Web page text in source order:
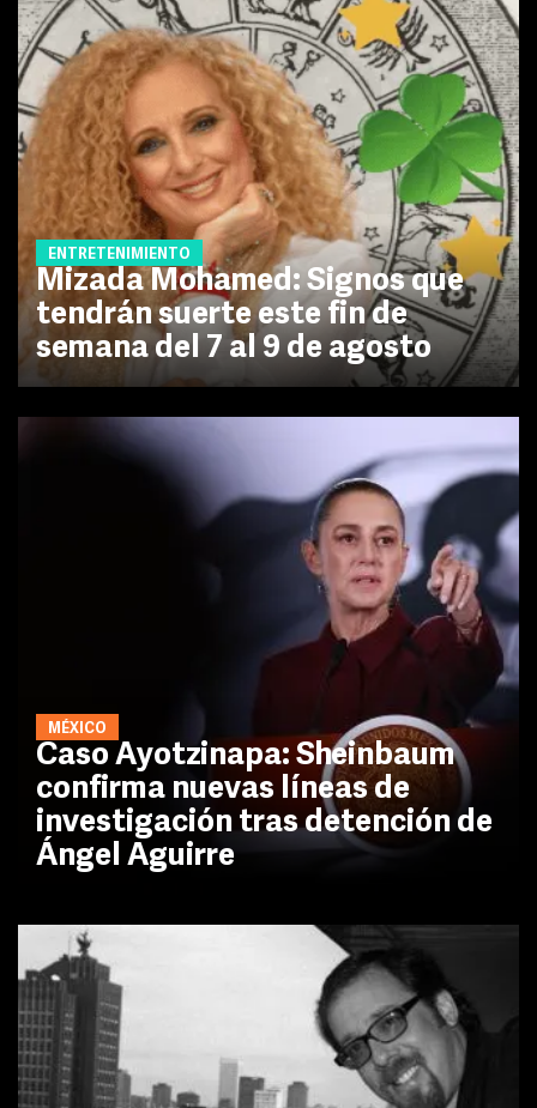
ENTRETENIMIENTO
Mizada Mohamed: Signos que
tendrán suerte este fin de
semana del 7 al 9 de agosto
MÉXICO
Caso Ayotzinapa: Sheinbaum
confirma nuevas líneas de
investigación tras detención de
Ángel Aguirre